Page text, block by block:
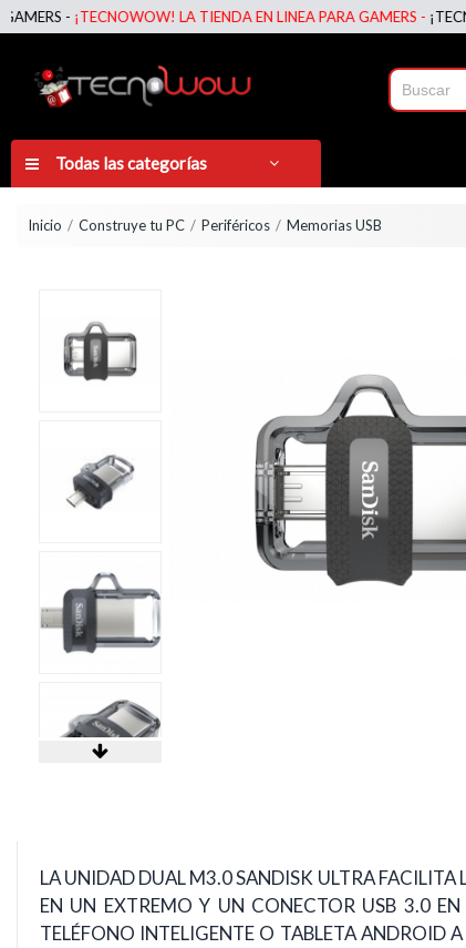
-¡TECNOWOW! LA TIENDA EN LINEA PARA GAMERS -
Todas las categorías
Inicio Construye tu PC Periféricos Memorias USB
LA UNIDAD DUAL M3.0 SANDISK ULTRA
EN UN EXTREMO Y UN CONECTOR USB 3.0
TELÉFONO INTELIGENTE O TABLETA ANDROID